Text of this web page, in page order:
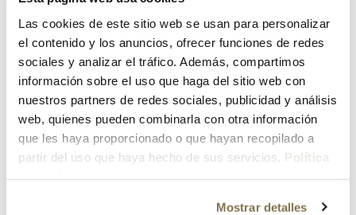
Las cookies de este sitio web se usan para personalizar
el contenido y los anuncios, ofrecer funciones de redes
sociales y analizar el tráfico. Además, compartimos
información sobre el uso que haga del sitio web con
nuestros partners de redes sociales, publicidad y análisis
web, quienes pueden combinarla con otra información
que les haya proporcionado o que hayan recopilado a
partir del uso que haya hecho de sus servicios. Política
Mostrar detalles
¿Has olvidado tu contraseña?